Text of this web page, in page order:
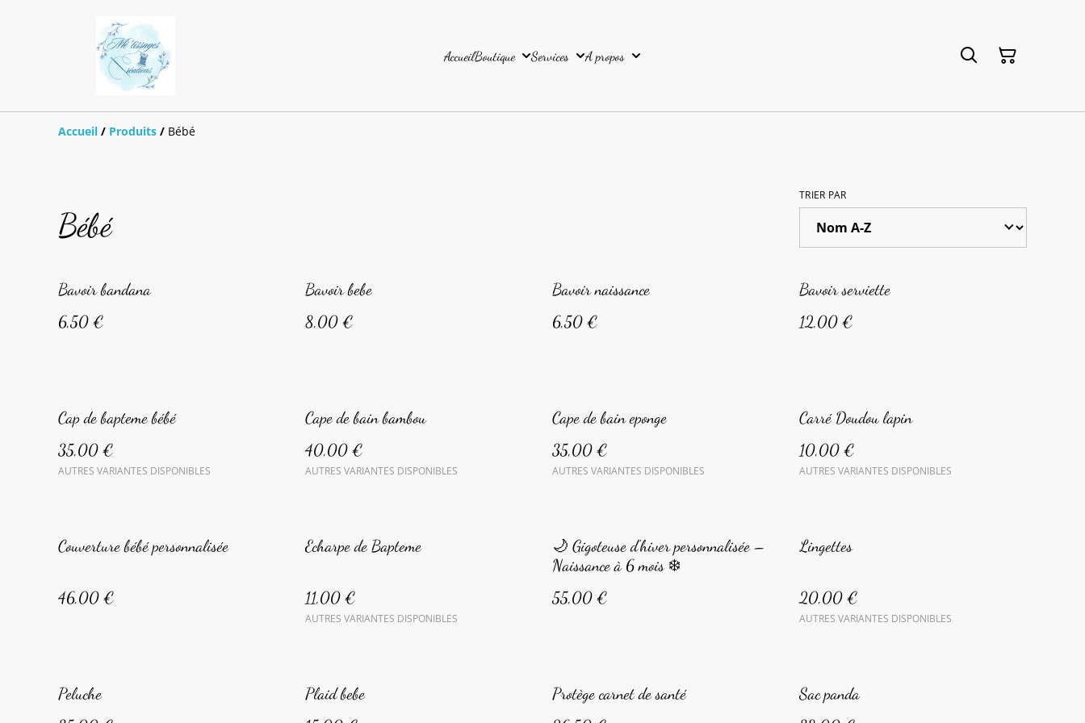
AccueilBoutique Services A propos
Accueil / Produits / Bébé
Bébé
TRIER PAR
Bavoir bandana
6,50 €
Bavoir bebe
8,00 €
Bavoir naissance
6,50 €
Bavoir serviette
12,00 €
Cap de bapteme bébé
35,00 €
AUTRES VARIANTES DISPONIBLES
Cape de bain bambou
40,00 €
AUTRES VARIANTES DISPONIBLES
Cape de bain eponge
35,00 €
AUTRES VARIANTES DISPONIBLES
Carré Doudou lapin
10,00 €
AUTRES VARIANTES DISPONIBLES
Couverture bébé personnalisée
46,00 €
Echarpe de Bapteme
11,00 €
AUTRES VARIANTES DISPONIBLES
🌙 Gigoteuse d’hiver personnalisée –
Naissance à 6 mois ❄️
55,00 €
Lingettes
20,00 €
AUTRES VARIANTES DISPONIBLES
Peluche
Plaid bebe
Protège carnet de santé
Sac panda